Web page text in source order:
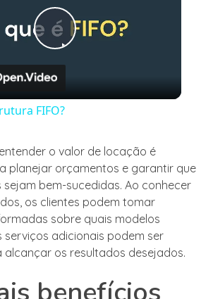
Play
Video
FIFO?
o valor de locação é
planejar orçamentos e garantir que
bem-sucedidas. Ao conhecer
os clientes podem tomar
sobre quais modelos
adicionais podem ser
alcançar os resultados desejados.